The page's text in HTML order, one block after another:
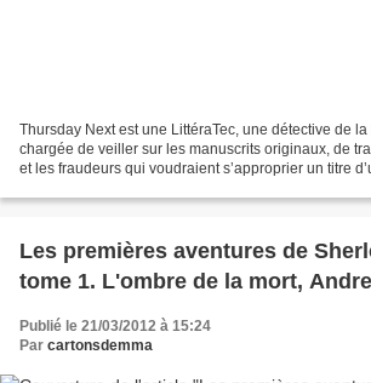
Thursday Next est une LittéraTec, une détective de
chargée de veiller sur les manuscrits originaux, de
et les fraudeurs qui voudraient s’approprier un titre
Les premières aventures de
tome 1. L'ombre de la mort,
Publié le 21/03/2012 à 15:24
Par cartonsdemma